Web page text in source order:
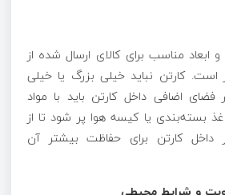
و ابعاد مناسب برای کالای ارسال شده از
است. کارتن نباید خیلی بزرگ یا خیلی
اضافی داخل کارتن باید با مواد
بسته‌بندی یا کیسه هوا پر شود تا از
داخل کارتن برای حفاظت بیشتر آن